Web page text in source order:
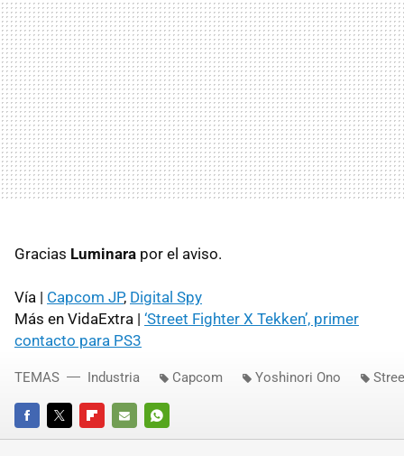
Gracias Luminara por el aviso.
Vía | Capcom JP, Digital Spy
Más en VidaExtra | ‘Street Fighter X Tekken’, primer
contacto para PS3
FACEBOOKTWITTERFLIPBOARD
E- WHATSAPP
TEMAS Industria Capcom Yoshinori Ono